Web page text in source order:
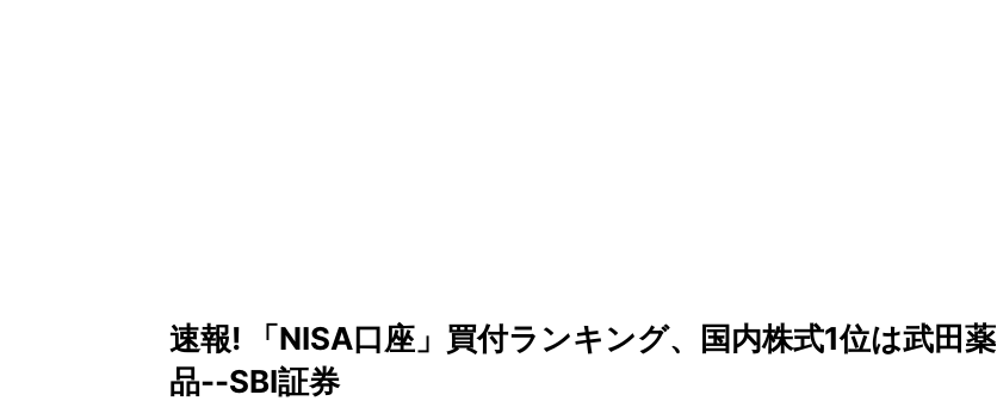
速報! 「NISA口座」買付ランキング、国内株式1位は武田薬
品--SBI証券